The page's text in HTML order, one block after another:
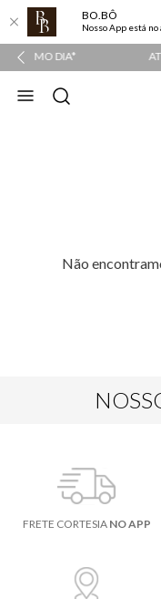
BO.BÔ
Nosso App está no
ATENDIMENTO
Não
FRETE CORTESIA NO APP